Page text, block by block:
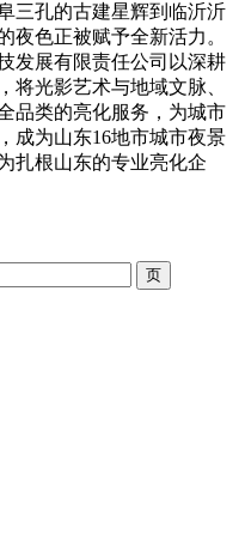
三孔的古建星辉到临沂沂
夜色正被赋予全新活力。
发展有限责任公司以深耕
将光影艺术与地域文脉、
品类的亮化服务，为城市
成为山东16地市城市夜景
扎根山东的专业亮化企